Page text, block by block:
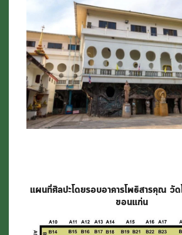
แผนที่ศิลปะโดยรอบอาคารโพธิสารคุณ วั
ขอนแก่น